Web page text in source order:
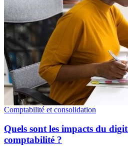
Comptabilité et consolidation
Quels sont les impacts du
comptabilité ?